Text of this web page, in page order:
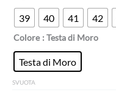
39 40 41 42
Colore : Testa di Moro
Testa di Moro
SVUOTA